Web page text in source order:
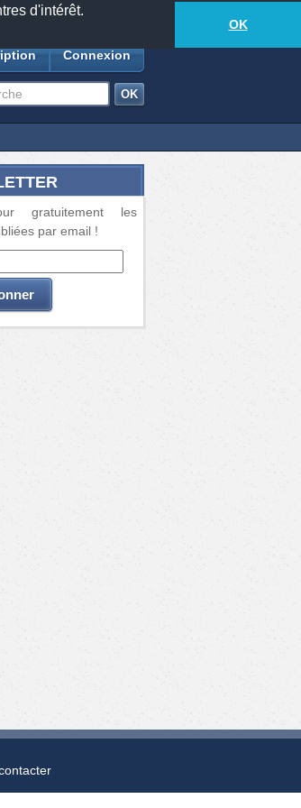
d'intérêt.
OK
-469lecteurs connectés
Connexion
gratuitement les
par email !